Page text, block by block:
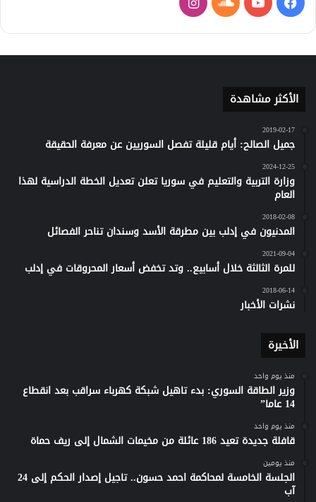
كلاود
الأكثر مشاهدة
2019-02-17
جميل الصالح: أيام قليلة تفصل السوريين عن معرفة الحقيقة
2024-12-25
وزارة التربية والتعليم في سوريا تعلن تعديل الخطة الدراسية لهذا
العام
2018-02-08
المدنيون في إدلب بين مطرقة الأسد وسندان تناحر الفصائل
2021-09-04
للمرة الثالثة خلال أسابيع.. وتد تخفض أسعار المحروقات في إدلب
2018-06-14
نشرات الأخبار
الأخيرة
منذ يوم واحد
وزير الطاقة السوري: بدء تاهيل شبكة كهرباء سراقب بعد انقطاع
14 عاما”
منذ يوم واحد
قافلة جديدة تعيد 186 عائلة من مخيمات الشمال إلى ريف حماة
منذ يومين
الجلسة الخامسة لمحاكمة احمد حسون.. تاجيل إصدار الحكم إلى 24
آب